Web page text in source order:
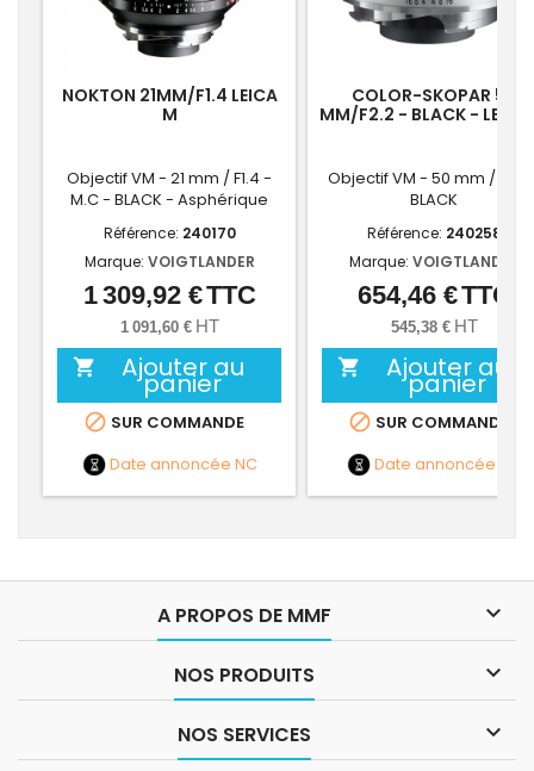
NOKTON 21MM/F1.4 LEICA
M
Objectif VM - 21 mm / F1.4 -
M.C - BLACK - Asphérique
Référence: 240170
Marque: VOIGTLANDER
Prix
1 309,92 €TTC
1 091,60 € HT
 Ajouter au
panier
 SUR COMMANDE
Date annoncée NC
COLOR-SKOPAR 50
MM/F2.2 - BLACK - LEICA
Objectif VM - 50 mm / F2.2
BLACK
Référence: 240258
Marque: VOIGTLANDER
Prix
654,46 €TTC
545,38 € HT
 Ajouter au
panier
 SUR COMMANDE
Date annoncée
A PROPOS DE MMF 
NOS PRODUITS 
NOS SERVICES 